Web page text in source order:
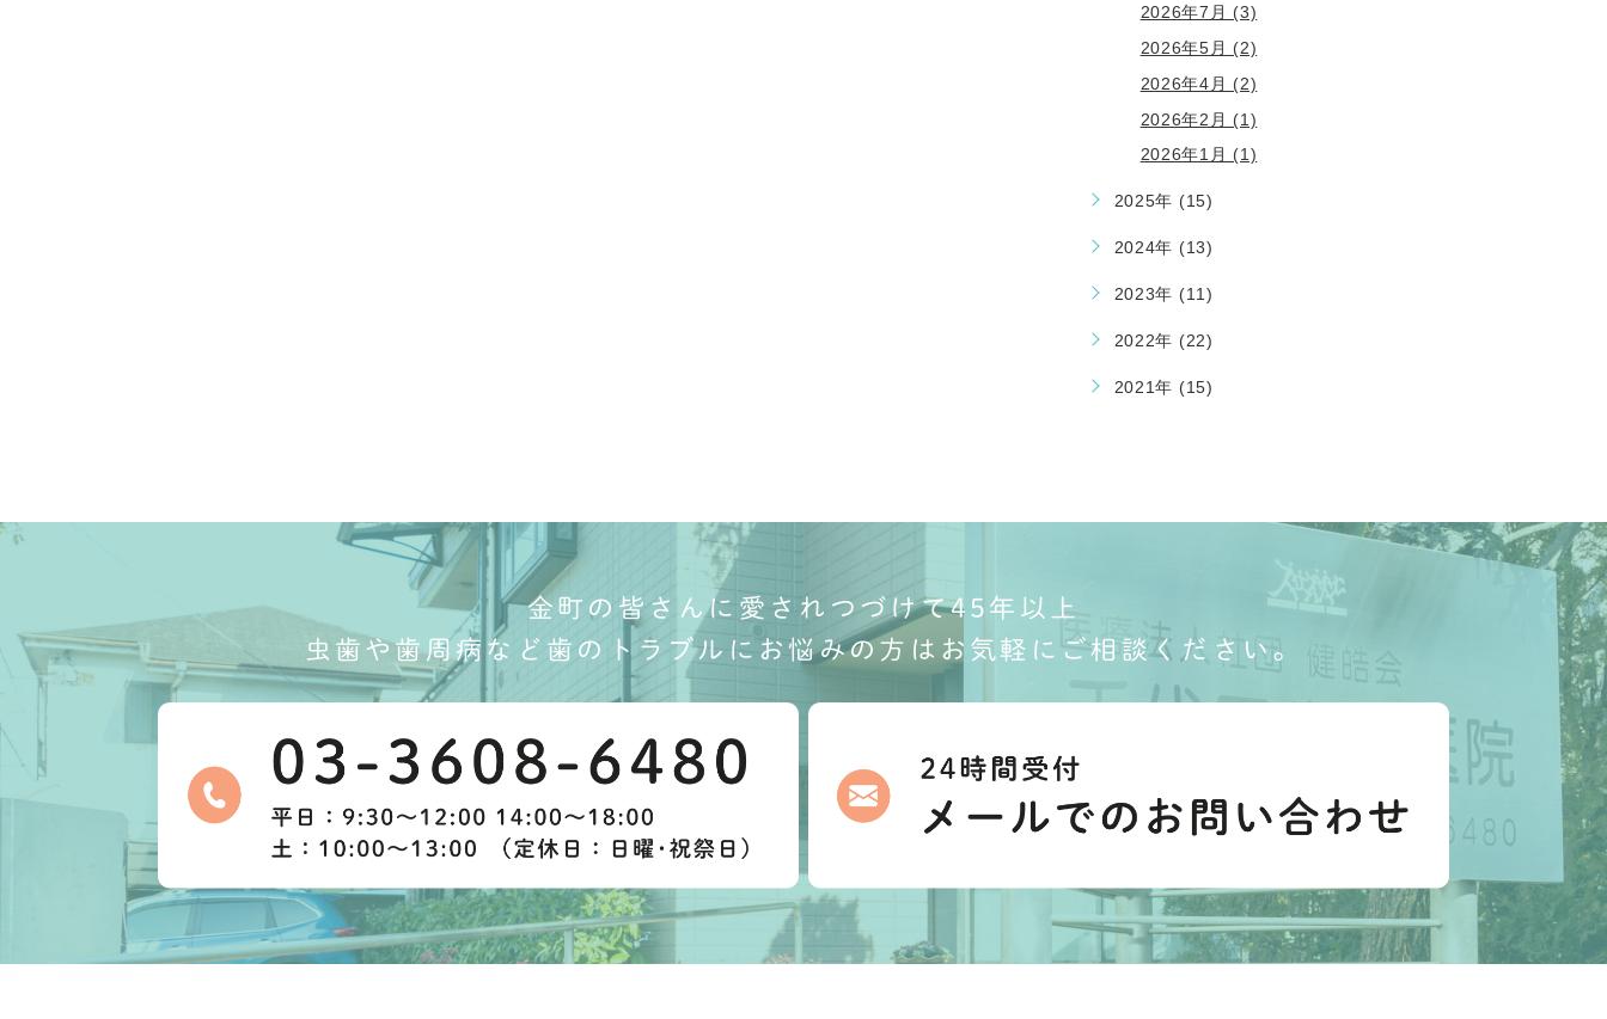
2026年7月 (3)
2026年5月 (2)
2026年4月 (2)
2026年2月 (1)
2026年1月 (1)
2025年 (15)
2024年 (13)
2023年 (11)
2022年 (22)
2021年 (15)
金町の皆さんに愛されつづけて45年以上
虫歯や歯周病など歯のトラブルにお悩みの方はお気軽にご相談ください。